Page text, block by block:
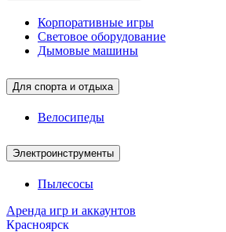
Корпоративные игры
Световое оборудование
Дымовые машины
Для спорта и отдыха
Велосипеды
Электроинструменты
Пылесосы
Аренда игр и аккаунтов
Красноярск